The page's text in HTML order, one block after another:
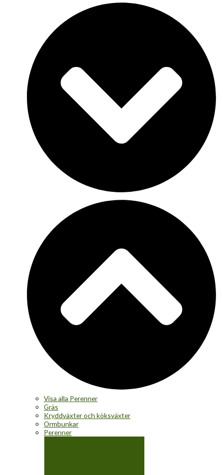
Visa alla Perenner
Gräs
Kryddväxter och köksväxter
Ormbunkar
Perenner